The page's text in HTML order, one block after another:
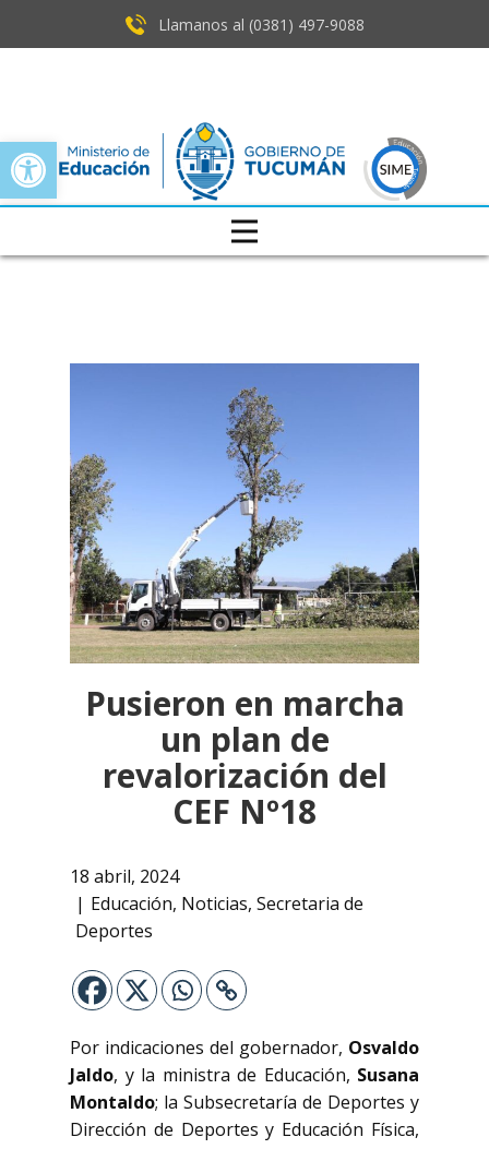
Open toolbar
Llamanos al (0381) ​497-9088
Pusieron en marcha
un plan de
revalorización del
CEF Nº18
18 abril, 2024
Educación, Noticias, Secretaria de
Deportes
Por indicaciones del gobernador, Osvaldo
Jaldo, y la ministra de Educación, Susana
Montaldo; la Subsecretaría de Deportes y
Dirección de Deportes y Educación Física,